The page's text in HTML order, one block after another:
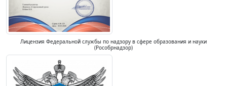
Лицензия Федеральной службы по надзору в сфере образования и науки
(Рособрнадзор)